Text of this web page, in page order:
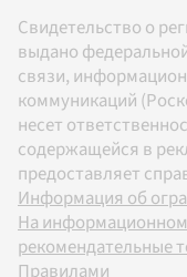
Свидетельство о
выдано
связи,
коммуникаций
несет
содержащейся в
предоставляет
Информация об
На
рекомендательные
Правилами